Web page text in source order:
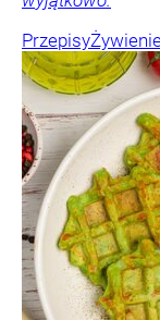
Przepisy